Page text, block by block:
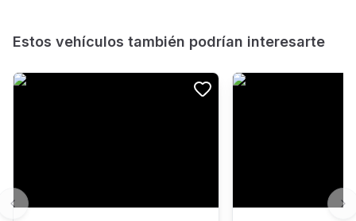
Estos vehículos también podrían interesarte
Previous slide